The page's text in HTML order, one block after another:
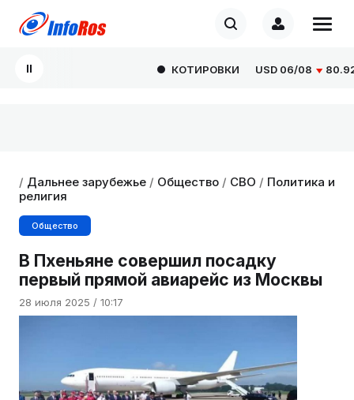
КОТИРОВКИ USD06/08 80.9293
/ Дальнее зарубежье / Общество / СВО / Политика и
религия
Общество
В Пхеньяне совершил посадку
первый прямой авиарейс из Москвы
28 июля 2025 / 10:17